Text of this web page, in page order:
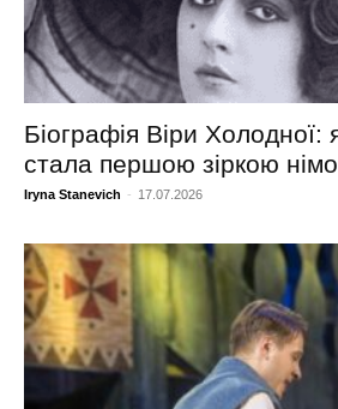
Біографія Віри Холодної:
стала першою зіркою
Iryna Stanevich - 17.07.2026